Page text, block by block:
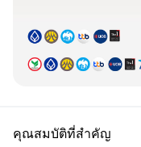
คุณสมบัติที่สำคัญ